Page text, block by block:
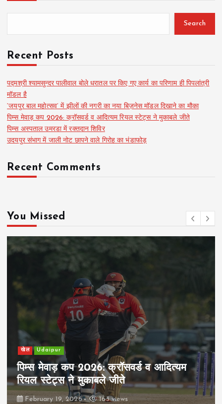
Search
Recent Posts
पद्मश्री श्यामसुन्दर पालीवाल बोले धरातल पर किए गए कार्य का परिणाम ही पिपलांत्री
मॉडल है
‘जयपुर बाल महोत्सव’ में झीलों की नगरी का नया बिज़नेस मॉडल दिखाने का मौका
पिम्स मेवाड़ कप 2026: क्रॉसवर्ड व आदित्यम रियल स्टेट्स ने मुकाबले जीते
पिम्स अस्पताल उमरडा में रक्तदान शिविर
उदयपुर संभाग में जाली नोट छापने वाले गिरोह का भंडाफोड़
Recent Comments
You Missed
खेल Udaipur
पिम्स मेवाड़ कप 2026: क्रॉसवर्ड व आदित्यम
रियल स्टेट्स ने मुकाबले जीते
February 19, 2026 163 views